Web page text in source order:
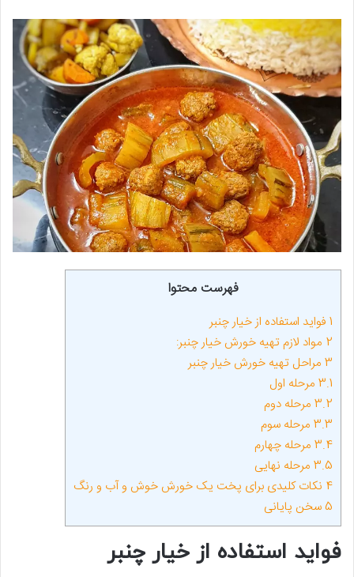
فهرست محتوا
1 فواید استفاده از خیار چنبر
2 مواد لازم تهیه خورش خیار چنبر:
3 مراحل تهیه خورش خیار چنبر
3.1 مرحله اول
3.2 مرحله دوم
3.3 مرحله سوم
3.4 مرحله چهارم
3.5 مرحله نهایی
4 نکات کلیدی برای پخت یک خورش خوش و آب و رنگ
5سخن پایانی
فواید استفاده از خیار چنبر